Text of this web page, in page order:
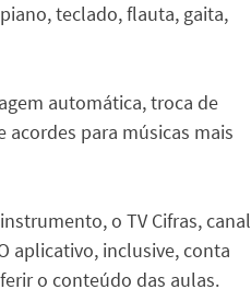
teclado, flauta, gaita,
automática, troca de
para músicas mais
o TV Cifras, canal
aplicativo, inclusive, conta
o conteúdo das aulas.